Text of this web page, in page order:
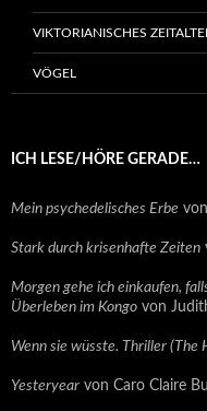
VIKTORIANISCHES
VÖGEL
ICH LESE/HÖRE GERADE…
Mein psychedelisches Erbe
Stark durch krisenhafte Zeiten
Morgen gehe ich einkaufen,
Überleben im Kongo von
Wenn sie wüsste. Thriller (The
Yesteryear von Caro Claire